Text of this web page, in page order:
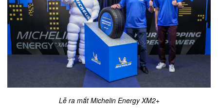
Lễ ra mắt Michelin Energy XM2+